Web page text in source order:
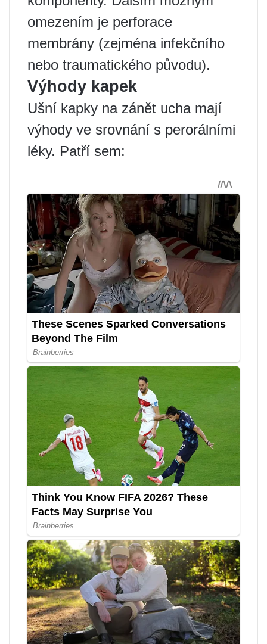
omezením je perforace
membrány (zejména infekčního
nebo traumatického původu).
Výhody kapek
Ušní kapky na zánět ucha mají
výhody ve srovnání s perorálními
léky. Patří sem: